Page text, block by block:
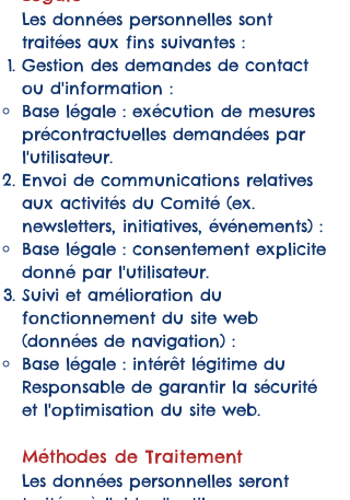
Les données personnelles sont
traitées aux fins suivantes :
Gestion des demandes de contact
ou d'information :
Base légale : exécution de mesures
précontractuelles demandées par
l'utilisateur.
Envoi de communications relatives
aux activités du Comité (ex.
newsletters, initiatives, événements) :
Base légale : consentement explicite
donné par l'utilisateur.
Suivi et amélioration du
fonctionnement du site web
(données de navigation) :
Base légale : intérêt légitime du
Responsable de garantir la sécurité
et l'optimisation du site web.
Méthodes de Traitement
Les données personnelles seront